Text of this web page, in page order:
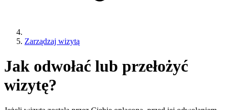
Zarządzaj wizytą
Jak odwołać lub przełożyć
wizytę?